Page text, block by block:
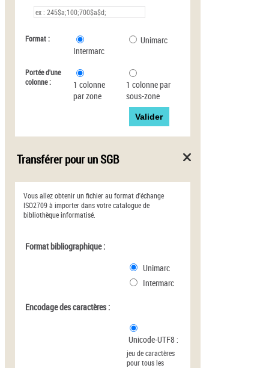
Format :
Intermarc
Unimarc
Portée d'une
colonne :
1 colonne
par zone
1 colonne par
sous-zone
Transférer pour un SGB
Vous allez obtenir un fichier au format d'échange
ISO2709 à importer dans votre catalogue de
bibliothèque informatisé.
Format bibliographique :
Unimarc
Intermarc
Encodage des caractères :
Unicode-UTF8:
jeu de caractères
pour tous les